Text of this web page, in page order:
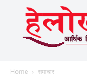
Home समाचार